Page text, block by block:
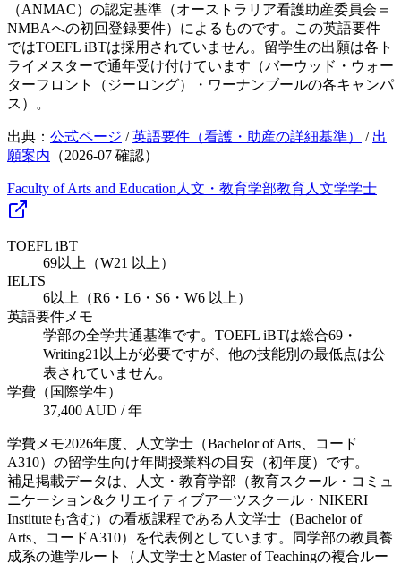
（ANMAC）の認定基準（オーストラリア看護助産委員会＝
NMBAへの初回登録要件）によるものです。この英語要件
ではTOEFL iBTは採用されていません。留学生の出願は各ト
ライメスターで通年受け付けています（バーウッド・ウォー
ターフロント（ジーロング）・ワーナンブールの各キャンパ
ス）。
出典： 公式ページ /英語要件（看護・助産の詳細基準） / 出
願案内 （2026-07 確認）
Faculty of Arts and Education 人文・教育学部教育人文学学士
TOEFL iBT
69以上（W21 以上）
IELTS
6以上（R6・L6・S6・W6 以上）
英語要件メモ
学部の全学共通基準です。TOEFL iBTは総合69・
Writing21以上が必要ですが、他の技能別の最低点は公
表されていません。
学費（国際学生）
37,400 AUD / 年
学費メモ2026年度、人文学士（Bachelor of Arts、コード
A310）の留学生向け年間授業料の目安（初年度）です。
補足掲載データは、人文・教育学部（教育スクール・コミュ
ニケーション&クリエイティブアーツスクール・NIKERI
Instituteも含む）の看板課程である人文学士（Bachelor of
Arts、コードA310）を代表例としています。同学部の教員養
成系の進学ルート（人文学士とMaster of Teachingの複合ルー